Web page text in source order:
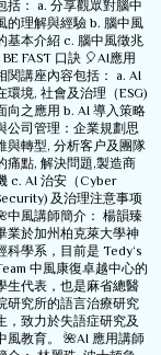
括： a. 分享觀眾對腦中
的理解與經驗 b. 腦中風
基本介紹 c. 腦中風徵兆
FAST 口訣 🎈AI應用
関講座內容包括： a. AI
環境, 社會及治理（ESG)
向之應用 b. AI 導入策略
公司管理：企業規劃思
與轉型, 分析客户及團隊
痛點, 解決問題,製造商
c. AI 治安（Cyber
及治理注意事项
中風講師簡介： 楊韻臻
業於加州柏克萊大學神
科學系，目前是 Tedy‘s
中風康復卓越中心的
生代表，也是麻省總醫
研究所的語言治療研究
，致力於失語症研究及
風教育。 🌺AI 應用講師